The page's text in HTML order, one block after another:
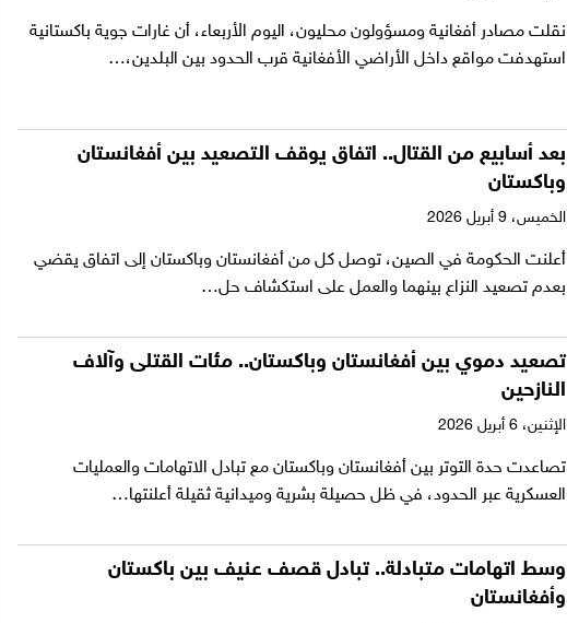
نقلت مصادر أفغانية ومسؤولون محليون، اليوم الأربعاء، أن غارات جوية باكستانية
استهدفت مواقع داخل الأراضي الأفغانية قرب الحدود بين البلدين،…
بعد أسابيع من القتال.. اتفاق يوقف التصعيد بين أفغانستان
وباكستان
الخميس،
أعلنت الحكومة في الصين، توصل كل من أفغانستان وباكستان إلى اتفاق يقضي
بعدم تصعيد النزاع بينهما والعمل على استكشاف حل…
تصعيد دموي بين أفغانستان وباكستان.. مئات القتلى وآلاف
النازحين
الإثنين،
تصاعدت حدة التوتر بين أفغانستان وباكستان مع تبادل الاتهامات والعمليات
العسكرية عبر الحدود، في ظل حصيلة بشرية وميدانية ثقيلة أعلنتها…
وسط اتهامات متبادلة.. تبادل قصف عنيف بين باكستان
وأفغانستان